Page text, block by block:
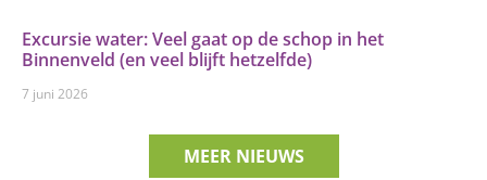
Excursie water: Veel gaat op de schop in het
Binnenveld (en veel blijft hetzelfde)
7 juni 2026
MEER NIEUWS